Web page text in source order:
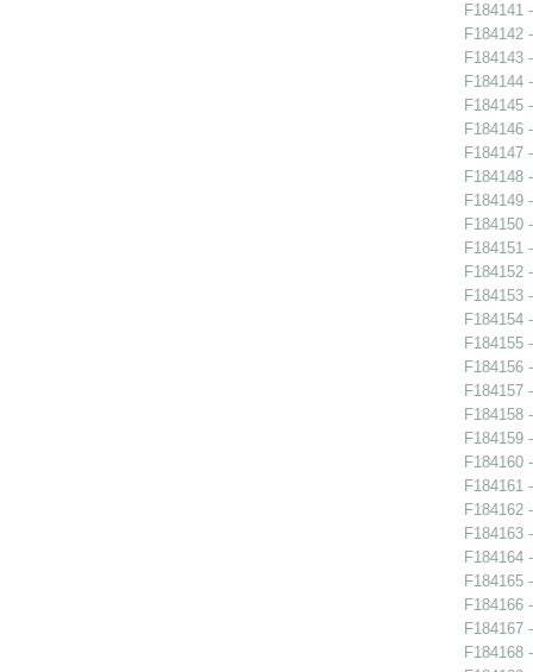
F184141
F184142
F184143
F184144
F184145
F184146
F184147
F184148
F184149
F184150
F184151
F184152
F184153
F184154
F184155
F184156
F184157
F184158
F184159
F184160
F184161
F184162
F184163
F184164
F184165
F184166
F184167
F184168